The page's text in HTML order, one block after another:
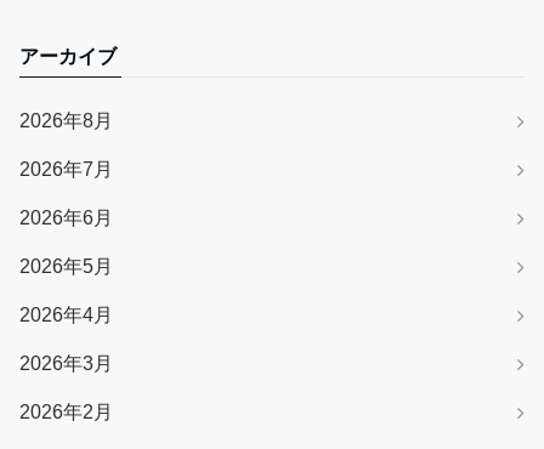
アーカイブ
2026年8月
2026年7月
2026年6月
2026年5月
2026年4月
2026年3月
2026年2月